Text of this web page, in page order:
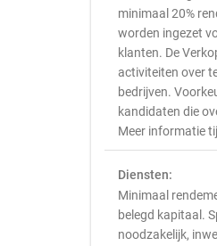
minimaal 20%
worden ingezet
klanten. De
activiteiten over
bedrijven.
kandidaten die
Meer informatie
Diensten:
Minimaal
belegd kapitaal.
noodzakelijk,